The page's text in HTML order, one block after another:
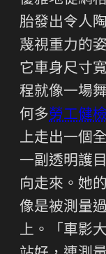
胎發出令人
蔑視重力的
它車身尺寸
程就像一場
何多勞工健檢
上走出一個
一副透明護
向走來。她
像是被測量
上。「車影